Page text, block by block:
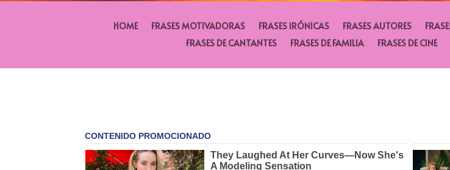
HOME FRASES MOTIVADORAS FRASES IRÓNICAS FRASES AUTORES
FRASES DE CANTANTES
FRASES DE FAMILIA FRASES DE CINE